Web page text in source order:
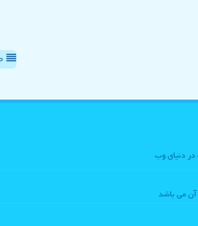
دنیای وب